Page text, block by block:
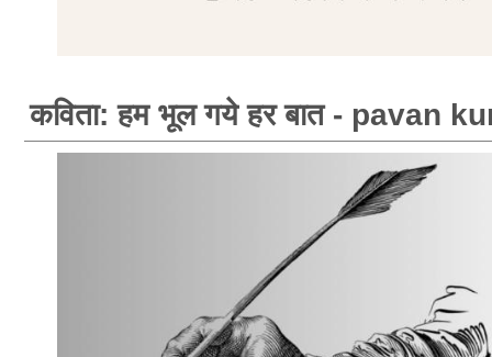
कविता: हम भूल गये हर बात - pavan